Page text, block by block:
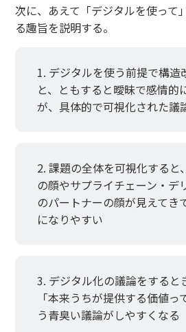
次に、あえて「デジタルを使って
る趣旨を説明する。
デジタルを使う前提で構造
と、ともすると曖昧で感情的
が、具体的で可視化された議
課題の全体を可視化すると
の顔やサプライチェーン・デ
のパートナーの顔が見えてき
になりやすい
デジタル化の議論をすると
「本来うちが提供する価値
う青臭い議論がしやすくなる